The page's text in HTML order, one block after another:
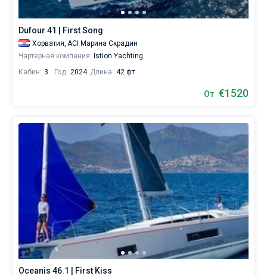
Dufour 41 | First Song
Хорватия, ACI Марина Скрадин
Чартерная компания: Istion Yachting
Кабин: 3 Год: 2024 Длина: 42 фт
От €1520
Oceanis 46.1 | First Kiss